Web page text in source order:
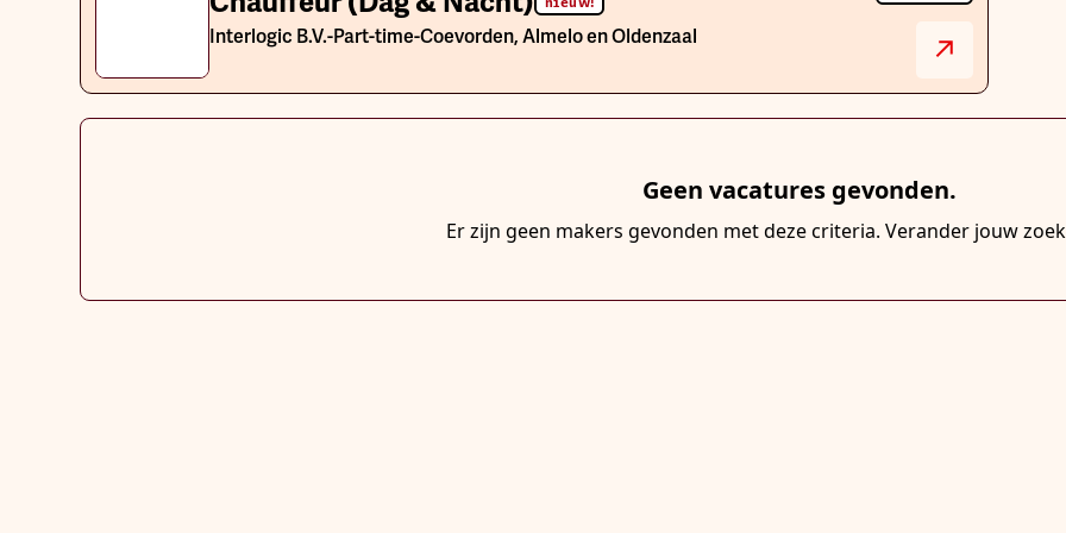
Interlogic B.V.-Part-time-Coevorden, Almelo en Oldenzaal
Geen vacatures gevonden.
Er zijn geen makers gevonden met deze criteria. Verander jouw